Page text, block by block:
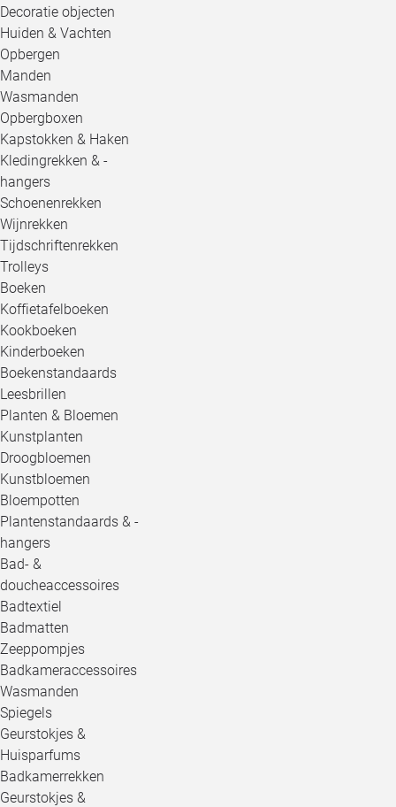
Decoratie objecten
Huiden & Vachten
Opbergen
Manden
Wasmanden
Opbergboxen
Kapstokken & Haken
Kledingrekken & -
hangers
Schoenenrekken
Wijnrekken
Tijdschriftenrekken
Trolleys
Boeken
Koffietafelboeken
Kookboeken
Kinderboeken
Boekenstandaards
Leesbrillen
Planten & Bloemen
Kunstplanten
Droogbloemen
Kunstbloemen
Bloempotten
Plantenstandaards & -
hangers
Bad- &
doucheaccessoires
Badtextiel
Badmatten
Zeeppompjes
Badkameraccessoires
Wasmanden
Spiegels
Geurstokjes &
Huisparfums
Badkamerrekken
Geurstokjes &